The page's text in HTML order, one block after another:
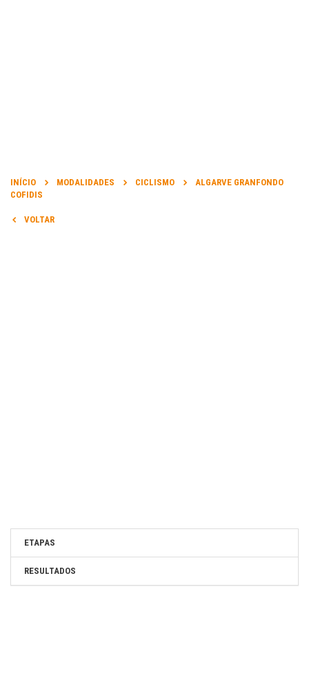
23 Fev 2020 a 23 Fev 2020
INÍCIO MODALIDADES CICLISMO
ALGARVE GRANFONDO
COFIDIS
VOLTAR
ETAPAS
RESULTADOS